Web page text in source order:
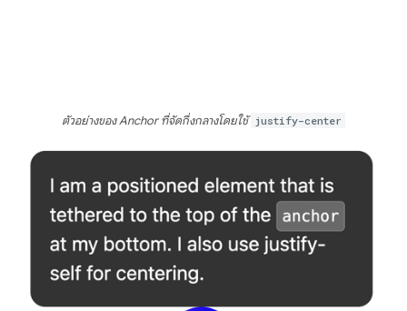
ตัวอย่างของ Anchor ที่จัดกึ่งกลางโดยใช้ justify-center